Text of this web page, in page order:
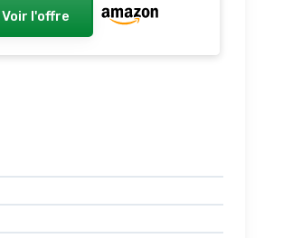
Voir l'offre